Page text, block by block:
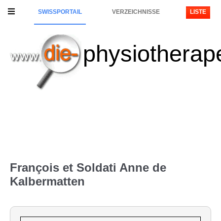
SWISSPORTAIL VERZEICHNISSE LISTE
François et Soldati Anne de
Kalbermatten